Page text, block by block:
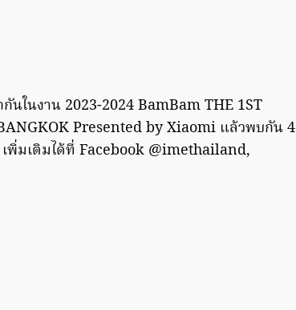
นในงาน 2023-2024 BamBam THE 1ST
Presented by Xiaomi แล้วพบกัน 4
พิ่มเติมได้ที่ Facebook @imethailand,